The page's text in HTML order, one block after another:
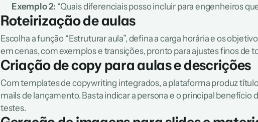
Exemplo 2: “Quais diferenciais posso incluir para engenheiros
Roteirização de aulas
Escolha a função “Estruturar aula”, defina a carga horária e os
em cenas, com exemplos e transições, pronto para ajustes finos de
Criação de copy para aulas e descrições
Com templates de copywriting integrados, a plataforma produz
mails de lançamento. Basta indicar a persona e o principal benefício
testes.